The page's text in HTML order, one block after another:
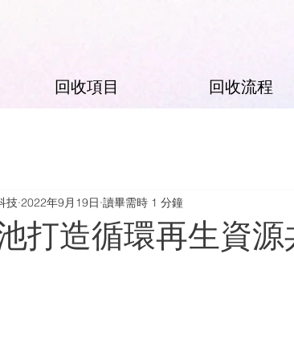
回收項目 回收流程
打造循環再生資源
技 2022年9月19日 讀畢需時 1 分鐘